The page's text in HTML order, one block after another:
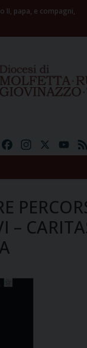
II, papa, e compagni,
FacebookInstagram
–